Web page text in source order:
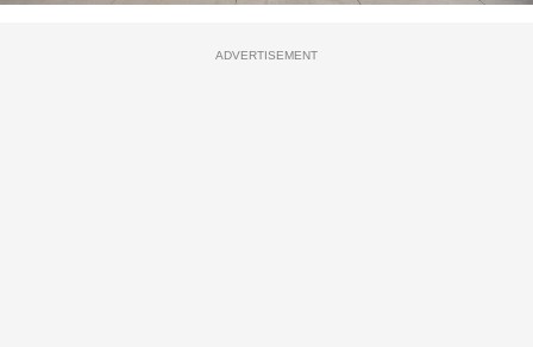
ADVERTISEMENT